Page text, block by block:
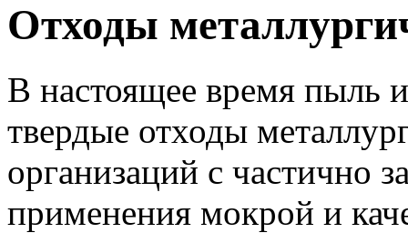
Отходы
В настоящее время пыль
твердые отходы
организаций с частично
применения мокрой и